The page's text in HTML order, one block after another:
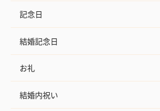
記念日
結婚記念日
お礼
結婚内祝い